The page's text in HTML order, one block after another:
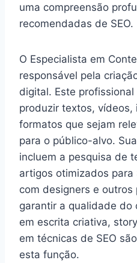
uma compreensão
recomendadas de SEO.
O Especialista em
responsável pela
digital. Este
produzir textos, vídeos,
formatos que sejam
para o público-alvo.
incluem a pesquisa de
artigos otimizados para
com designers e outros
garantir a qualidade
em escrita criativa,
em técnicas de SEO
esta função.